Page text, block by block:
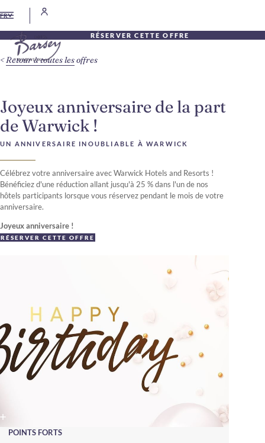
FR
RÉSERVER CETTE OFFRE
Joyeux anniversaire de la part
de Warwick !
UN ANNIVERSAIRE INOUBLIABLE À WARWICK
Célébrez votre anniversaire avec Warwick Hotels and Resorts !
Bénéficiez d'une réduction allant jusqu'à 25 % dans l'un de nos
hôtels participants lorsque vous réservez pendant le mois de votre
anniversaire.
Joyeux anniversaire !
RÉSERVER CETTE OFFRE
POINTS FORTS
Retour à toutes les offres